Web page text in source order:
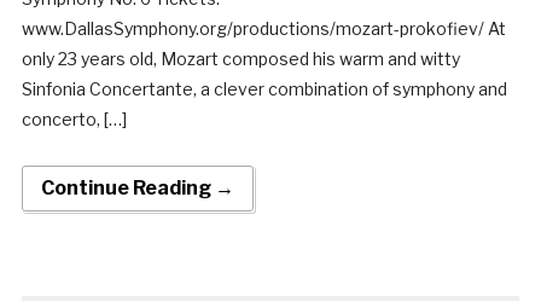
www.DallasSymphony.org/productions/mozart-prokofiev/ At
only 23 years old, Mozart composed his warm and witty
Sinfonia Concertante, a clever combination of symphony and
concerto, […]
Continue Reading →